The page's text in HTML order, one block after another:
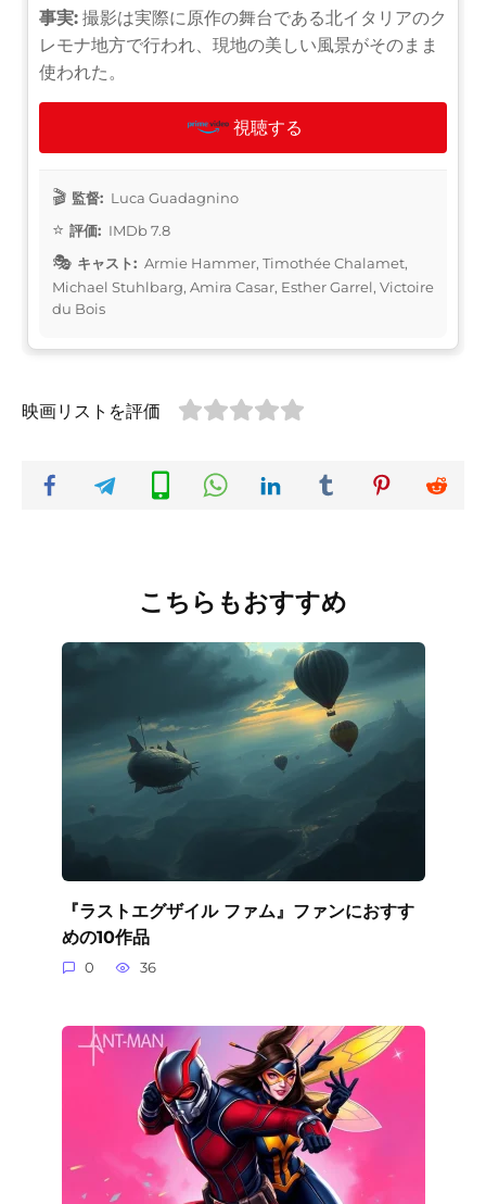
事実: 撮影は実際に原作の舞台である北イタリアのク
レモナ地方で行われ、現地の美しい風景がそのまま
使われた。
視聴する
監督: Luca Guadagnino
評価: IMDb 7.8
キャスト: Armie Hammer, Timothée Chalamet,
Michael Stuhlbarg, Amira Casar, Esther Garrel, Victoire
du Bois
映画リストを評価
こちらもおすすめ
『ラストエグザイル ファム』ファンにおすす
めの10作品
0 36